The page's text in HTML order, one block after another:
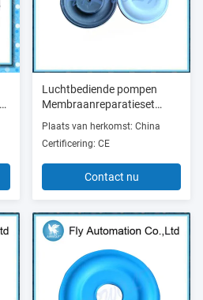
Luchtbediende pompen
Membraanreparatieset
Nitrilmateriaal 1590 15b312
Plaats van herkomst: China
Certificering: CE
Contact nu